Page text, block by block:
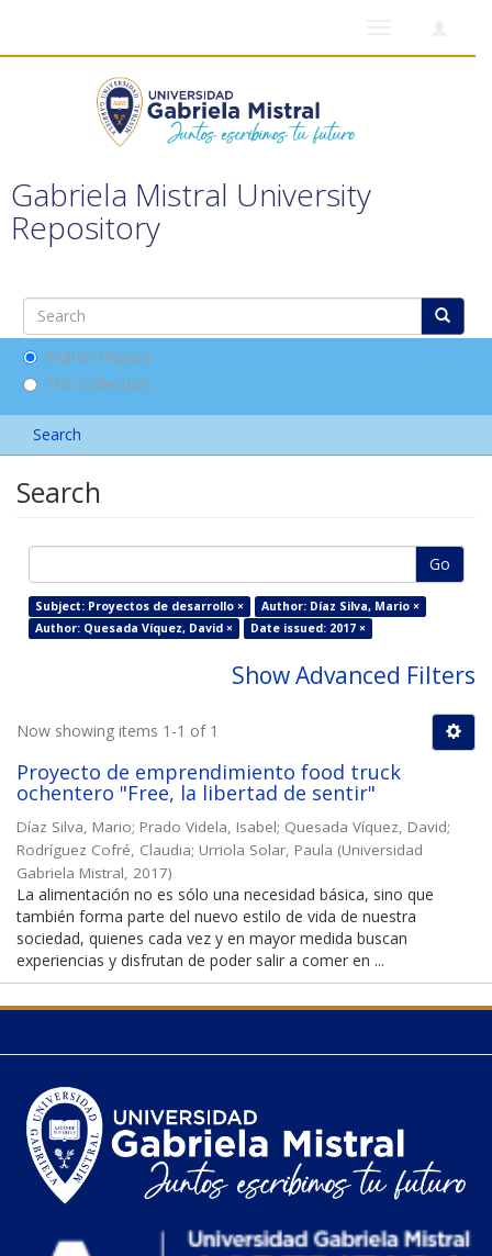
Gabriela Mistral University
Repository
Search DSpace
This Collection
Search
Search
Go
Subject: Proyectos de desarrollo ×
Author: Díaz Silva, Mario ×
Author: Quesada Víquez, David ×
Date issued: 2017 ×
Show Advanced Filters
Now showing items 1-1 of 1
Proyecto de emprendimiento food truck
ochentero "Free, la libertad de sentir"
Díaz Silva, Mario; Prado Videla, Isabel; Quesada Víquez, David;
Rodríguez Cofré, Claudia; Urriola Solar, Paula (Universidad
Gabriela Mistral, 2017)
La alimentación no es sólo una necesidad básica, sino que
también forma parte del nuevo estilo de vida de nuestra
sociedad, quienes cada vez y en mayor medida buscan
experiencias y disfrutan de poder salir a comer en ...